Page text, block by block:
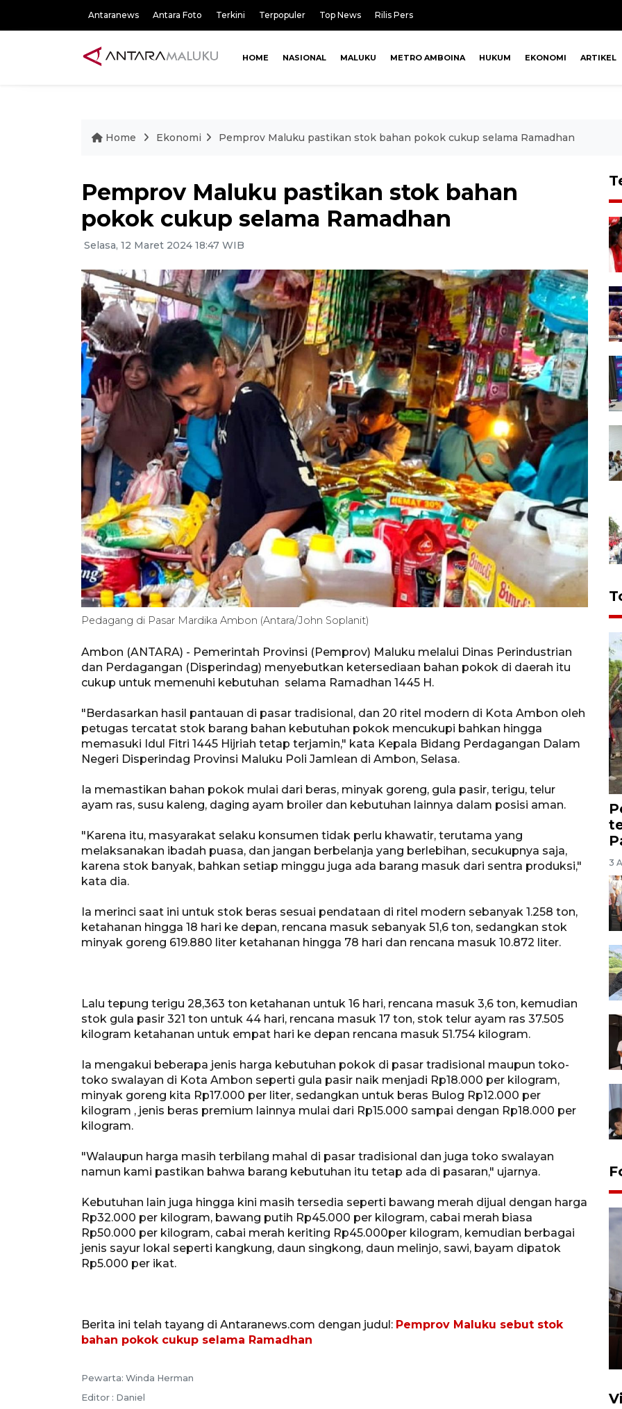
Antaranews Antara Foto Terkini Terpopuler Top News Rilis Pers
HOME NASIONAL MALUKU METRO AMBOINA HUKUM EKONOMI ARTIKEL
Home Ekonomi Pemprov Maluku pastikan stok bahan pokok cukup selama Ramadhan
Pemprov Maluku pastikan stok bahan
pokok cukup selama Ramadhan
Selasa, 12 Maret 2024 18:47 WIB
Pedagang di Pasar Mardika Ambon (Antara/John Soplanit)
Ambon (ANTARA) - Pemerintah Provinsi (Pemprov) Maluku melalui Dinas Perindustrian
dan Perdagangan (Disperindag) menyebutkan ketersediaan bahan pokok di daerah itu
cukup untuk memenuhi kebutuhan selama Ramadhan 1445 H.
"Berdasarkan hasil pantauan di pasar tradisional, dan 20 ritel modern di Kota Ambon oleh
petugas tercatat stok barang bahan kebutuhan pokok mencukupi bahkan hingga
memasuki Idul Fitri 1445 Hijriah tetap terjamin," kata Kepala Bidang Perdagangan Dalam
Negeri Disperindag Provinsi Maluku Poli Jamlean di Ambon, Selasa.
Ia memastikan bahan pokok mulai dari beras, minyak goreng, gula pasir, terigu, telur
ayam ras, susu kaleng, daging ayam broiler dan kebutuhan lainnya dalam posisi aman.
"Karena itu, masyarakat selaku konsumen tidak perlu khawatir, terutama yang
melaksanakan ibadah puasa, dan jangan berbelanja yang berlebihan, secukupnya saja,
karena stok banyak, bahkan setiap minggu juga ada barang masuk dari sentra produksi,"
kata dia.
Ia merinci saat ini untuk stok beras sesuai pendataan di ritel modern sebanyak 1.258 ton,
ketahanan hingga 18 hari ke depan, rencana masuk sebanyak 51,6 ton, sedangkan stok
minyak goreng 619.880 liter ketahanan hingga 78 hari dan rencana masuk 10.872 liter.
Lalu tepung terigu 28,363 ton ketahanan untuk 16 hari, rencana masuk 3,6 ton, kemudian
stok gula pasir 321 ton untuk 44 hari, rencana masuk 17 ton, stok telur ayam ras 37.505
kilogram ketahanan untuk empat hari ke depan rencana masuk 51.754 kilogram.
Ia mengakui beberapa jenis harga kebutuhan pokok di pasar tradisional maupun toko-
toko swalayan di Kota Ambon seperti gula pasir naik menjadi Rp18.000 per kilogram,
minyak goreng kita Rp17.000 per liter, sedangkan untuk beras Bulog Rp12.000 per
kilogram , jenis beras premium lainnya mulai dari Rp15.000 sampai dengan Rp18.000 per
kilogram.
"Walaupun harga masih terbilang mahal di pasar tradisional dan juga toko swalayan
namun kami pastikan bahwa barang kebutuhan itu tetap ada di pasaran," ujarnya.
Kebutuhan lain juga hingga kini masih tersedia seperti bawang merah dijual dengan harga
Rp32.000 per kilogram, bawang putih Rp45.000 per kilogram, cabai merah biasa
Rp50.000 per kilogram, cabai merah keriting Rp45.000per kilogram, kemudian berbagai
jenis sayur lokal seperti kangkung, daun singkong, daun melinjo, sawi, bayam dipatok
Rp5.000 per ikat.
Berita ini telah tayang di Antaranews.com dengan judul: Pemprov Maluku sebut stok
bahan pokok cukup selama Ramadhan
Pewarta: Winda Herman
Editor : Daniel
3
Unjuk rasa protes penataan
Pasar Higienis